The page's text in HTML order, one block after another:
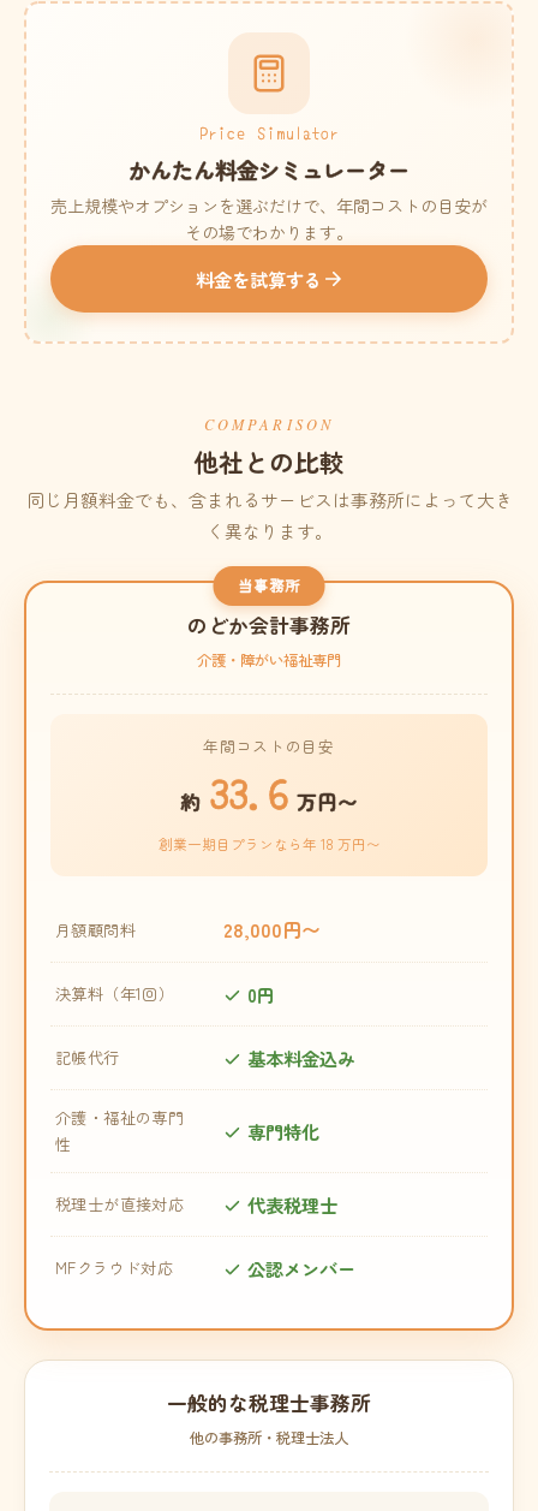
Price Simulator
かんたん料金シミュレーター
売上規模やオプションを選ぶだけで、年間コストの目安が
その場でわかります。
料金を試算する
COMPARISON
他社との比較
同じ月額料金でも、含まれるサービスは事務所によって大き
く異なります。
当事務所
のどか会計事務所
介護・障がい福祉専門
年間コストの目安
約 33.6 万円〜
創業一期目プランなら年 18 万円〜
月額顧問料 28,000円〜
決算料（年1回） 0円
記帳代行 基本料金込み
介護・福祉の専門
性
専門特化
税理士が直接対応 代表税理士
MFクラウド対応 公認メンバー
一般的な税理士事務所
他の事務所・税理士法人